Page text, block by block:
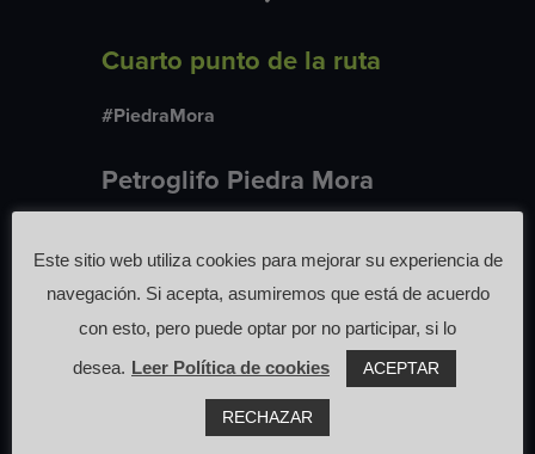
Cuarto punto de la ruta
#PiedraMora
Petroglifo Piedra Mora
Este sitio web utiliza cookies para mejorar su experiencia de
navegación. Si acepta, asumiremos que está de acuerdo
con esto, pero puede optar por no participar, si lo
desea. Leer Política de cookies ACEPTAR
RECHAZAR